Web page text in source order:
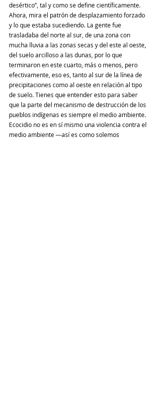
desértico”, tal y como se define científicamente.
Ahora, mira el patrón de desplazamiento forzado
y lo que estaba sucediendo. La gente fue
trasladaba del norte al sur, de una zona con
mucha lluvia a las zonas secas y del este al oeste,
del suelo arcilloso a las dunas, por lo que
terminaron en este cuarto, más o menos, pero
efectivamente, eso es, tanto al sur de la línea de
precipitaciones como al oeste en relación al tipo
de suelo. Tienes que entender esto para saber
que la parte del mecanismo de destrucción de los
pueblos indígenas es siempre el medio ambiente.
Ecocidio no es en sí mismo una violencia contra el
medio ambiente —así es como solemos